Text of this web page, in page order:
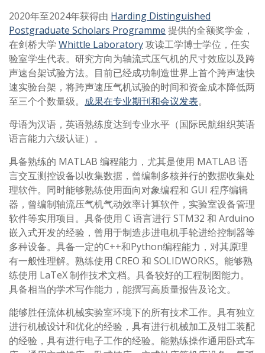
2020年至2024年获得由 Harding Distinguished
Postgraduate Scholars Programme 提供的全额奖学金，
在剑桥大学 Whittle Laboratory攻读工学博士学位，任实
验室学生代表。研究方向为轴流式压气机的尺寸效应以及跨
声速台架试验方法。目前已经成功制造世界上首个跨声速快
速实验台架，将跨声速压气机试验的时间和资金成本降低两
至三个个数量级。 成果在专业期刊和会议发表。
母语为汉语，英语熟练度达到专业水平（国际民航组织英语
语言能力六级认证）。
具备熟练的 MATLAB 编程能力，尤其是使用 MATLAB 语
言交互测控设备以收集数据，曾编制多核并行的数据收集处
理软件。同时能够熟练使用面向对象编程和 GUI 程序编辑
器，曾编制轴流压气机气动效率计算软件，实验室设备管理
软件等实用项目。具备使用 C 语言进行 STM32 和 Arduino
嵌入式开发的经验，曾用于制造步进电机手轮进给控制器等
多种设备。具备一定的C++和Python编程能力，对其原理
有一般性理解。熟练使用 CREO 和 SOLIDWORKS。能够熟
练使用 LaTeX 制作技术文档。具备较好的工程制图能力。
具备相当的学术写作能力，能撰写高质量报告及论文。
能够胜任流体机械实验室环境下的所有技术工作。具有独立
进行机械设计和优化的经验，具有进行机械加工及钳工装配
的经验，具有进行电子工作的经验。能熟练操作通用卧式车